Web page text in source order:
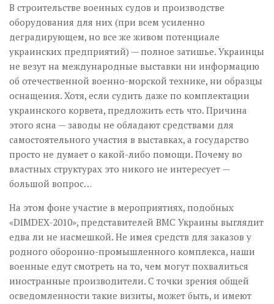
В строительстве военных судов и производстве
оборудования для них (при всем усиленно
деградирующем, но все же живом потенциале
украинских предприятий) — полное затишье. Украинцы
не везут на международные выставки ни информацию
об отечественной военно-морской технике, ни образцы
оснащения. Хотя, если судить даже по комплектации
украинского корвета, предложить есть что. Причина
этого ясна — заводы не обладают средствами для
самостоятельного участия в выставках, а государство
просто не думает о какой-либо помощи. Почему во
властных структурах это никого не интересует —
большой вопрос…
На этом фоне участие в мероприятиях, подобных
«DIMDEX-2010», представителей ВМС Украины выглядит
едва ли не насмешкой. Не имея средств для заказов у
родного оборонно-промышленного комплекса, наши
военные едут смотреть на то, чем могут похвалиться
иностранные производители. С точки зрения общей
осведомленности такие визиты, может быть, и имеют